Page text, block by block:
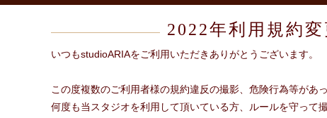
2022年利用規約
いつもstudioARIAをご利用いただきありがとうございます。
この度複数のご利用者様の規約違反の撮影、危険行為等があ
何度も当スタジオを利用して頂いている方、ルールを守って